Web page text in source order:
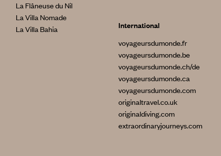
La Flâneuse du Nil
La Villa Nomade
La Villa Bahia
International
voyageursdumonde.fr
voyageursdumonde.be
voyageursdumonde.ch/de
voyageursdumonde.ca
voyageursdumonde.com
originaltravel.co.uk
originaldiving.com
extraordinaryjourneys.com